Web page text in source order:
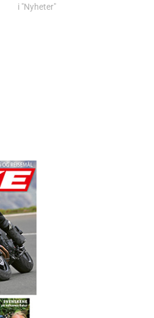
i "Nyheter"